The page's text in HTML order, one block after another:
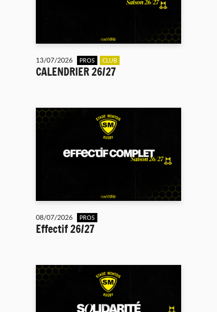
13/07/2026 PROS CLUB
CALENDRIER 26/27
08/07/2026 PROS
Effectif 26/27